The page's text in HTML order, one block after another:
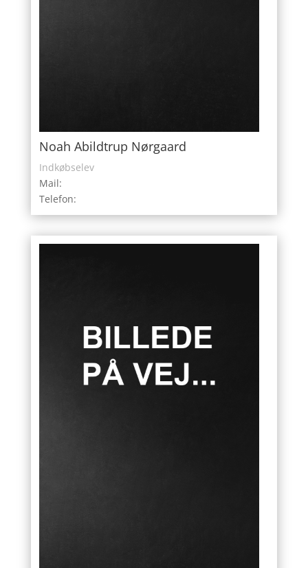
Noah Abildtrup Nørgaard
Indkøbselev
Mail:
Telefon: